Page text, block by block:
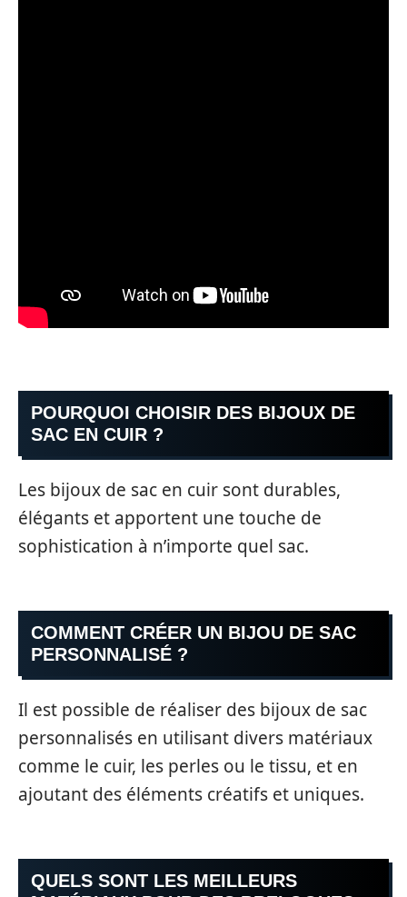
POURQUOI CHOISIR DES BIJOUX DE
SAC EN CUIR ?
Les bijoux de sac en cuir sont durables,
élégants et apportent une touche de
sophistication à n’importe quel sac.
COMMENT CRÉER UN BIJOU DE SAC
PERSONNALISÉ ?
Il est possible de réaliser des bijoux de sac
personnalisés en utilisant divers matériaux
comme le cuir, les perles ou le tissu, et en
ajoutant des éléments créatifs et uniques.
QUELS SONT LES MEILLEURS